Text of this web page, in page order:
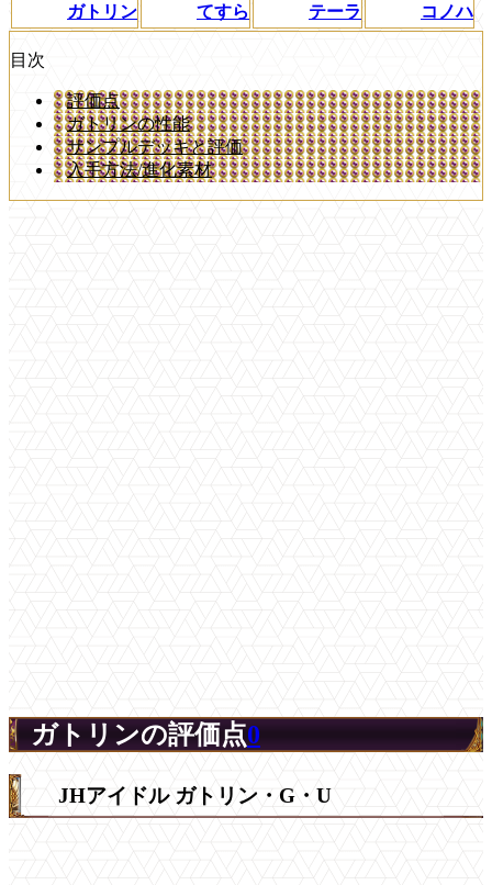
ガトリン てすら テーラ コノハ
目次
評価点
ガトリンの性能
サンプルデッキと評価
入手方法/進化素材
ガトリンの評価点0
JHアイドル ガトリン・G・U